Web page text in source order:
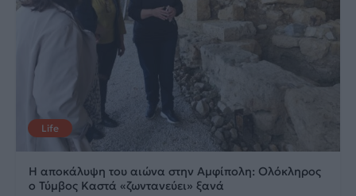
Life
Η αποκάλυψη του αιώνα στην Αμφίπολη: Ολόκληρος
ο Τύμβος Καστά «ζωντανεύει» ξανά